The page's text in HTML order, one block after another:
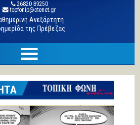
26820 89250
topfonip@otenet.gr
Ανεξάρτητη
της Πρέβεζας